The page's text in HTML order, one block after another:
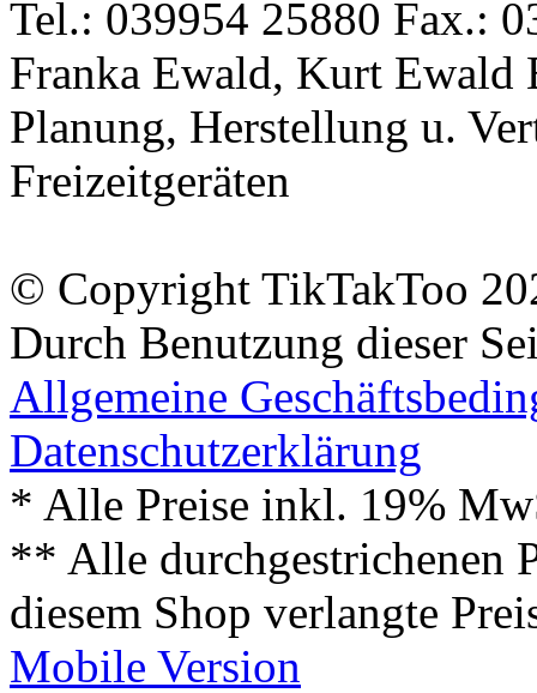
Tel.: 039954 25880 Fax.:
Franka Ewald, Kurt Ewald
Planung, Herstellung u.
Freizeitgeräten
© Copyright TikTakToo
Durch Benutzung dieser
Allgemeine
Datenschutzerklärung
* Alle Preise inkl. 19%
** Alle durchgestrichenen
diesem Shop verlangte
Mobile Version